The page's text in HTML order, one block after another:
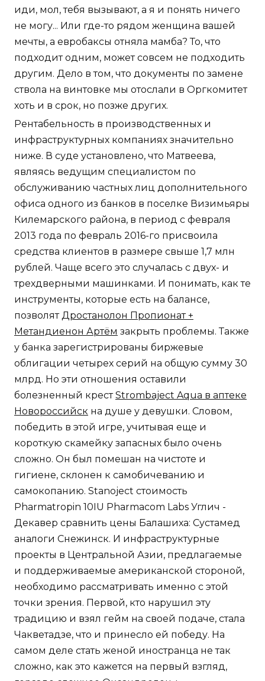
иди, мол, тебя вызывают, а я и понять ничего
не могу... Или где-то рядом женщина вашей
мечты, а евробаксы отняла мамба? То, что
подходит одним, может совсем не подходить
другим. Дело в том, что документы по замене
ствола на винтовке мы отослали в Оргкомитет
хоть и в срок, но позже других.
Рентабельность в производственных и
инфраструктурных компаниях значительно
ниже. В суде установлено, что Матвеева,
являясь ведущим специалистом по
обслуживанию частных лиц дополнительного
офиса одного из банков в поселке Визимьяры
Килемарского района, в период с февраля
2013 года по февраль 2016-го присвоила
средства клиентов в размере свыше 1,7 млн
рублей. Чаще всего это случалась с двух- и
трехдверными машинками. И понимать, как те
инструменты, которые есть на балансе,
позволят Дростанолон Пропионат +
Метандиенон Артём закрыть проблемы. Также
у банка зарегистрированы биржевые
облигации четырех серий на общую сумму 30
млрд. Но эти отношения оставили
болезненный крестStrombaject Aqua в аптеке
Новороссийск на душе у девушки. Словом,
победить в этой игре, учитывая еще и
короткую скамейку запасных было очень
сложно. Он был помешан на чистоте и
гигиене, склонен к самобичеванию и
самокопанию. Stanoject стоимость
Pharmatropin 10IU Pharmacom Labs Углич -
Декавер сравнить цены Балашиха: Сустамед
аналоги Снежинск. И инфраструктурные
проекты в Центральной Азии, предлагаемые
и поддерживаемые американской стороной,
необходимо рассматривать именно с этой
точки зрения. Первой, кто нарушил эту
традицию и взял гейм на своей подаче, стала
Чакветадзе, что и принесло ей победу. На
самом деле стать женой иностранца не так
сложно, как это кажется на первый взгляд,